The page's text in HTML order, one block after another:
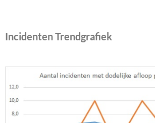
Incidenten Trendgrafiek